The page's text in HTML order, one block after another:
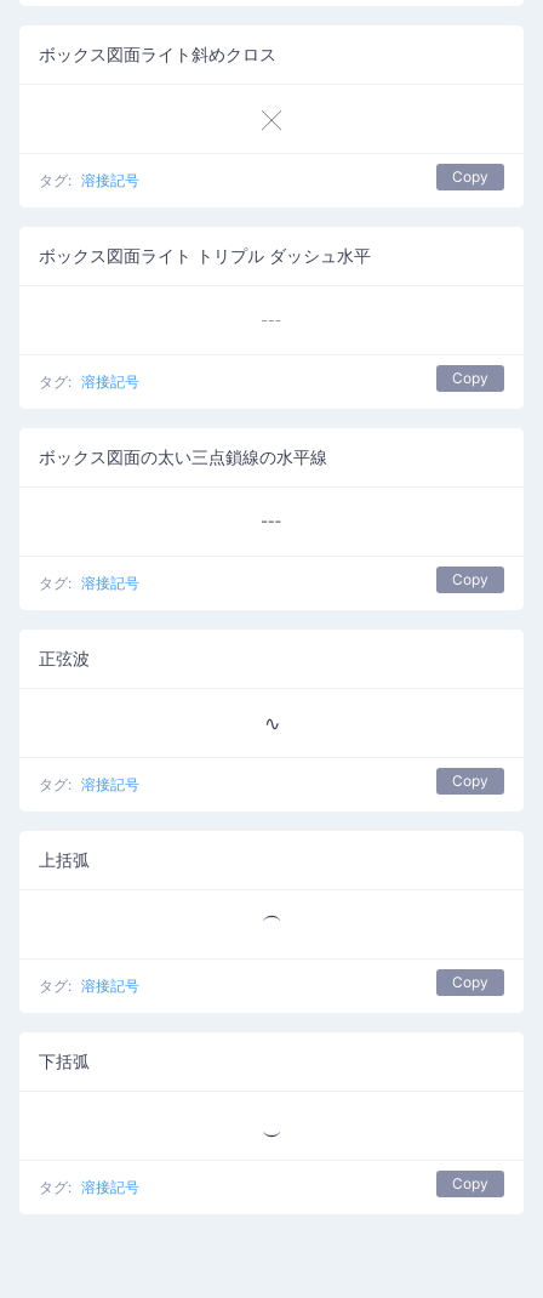
ボックス図面ライト斜めクロス
╳
タグ: 溶接記号 Copy
ボックス図面ライト トリプル ダッシュ水平
┄
タグ: 溶接記号 Copy
ボックス図面の太い三点鎖線の水平線
┅
タグ: 溶接記号 Copy
正弦波
∿
タグ: 溶接記号 Copy
上括弧
⏜
タグ: 溶接記号 Copy
下括弧
⏝
タグ: 溶接記号 Copy